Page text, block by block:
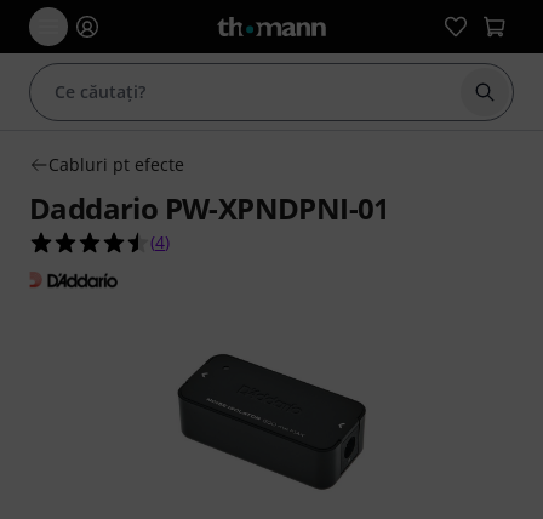
Cabluri pt efecte
Daddario PW-XPNDPNI-01
4.5 din 5 stele din 4 evaluări ale clienților
(4)